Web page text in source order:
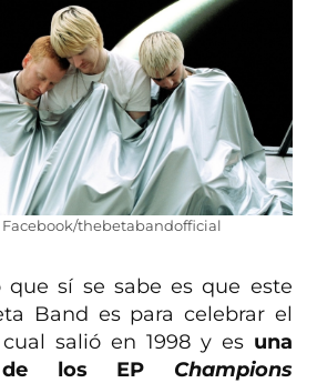
Facebook/thebetabandofficial
que sí se sabe es que este
Band es para celebrar el
salió en 1998 y es una
de los EP Champions